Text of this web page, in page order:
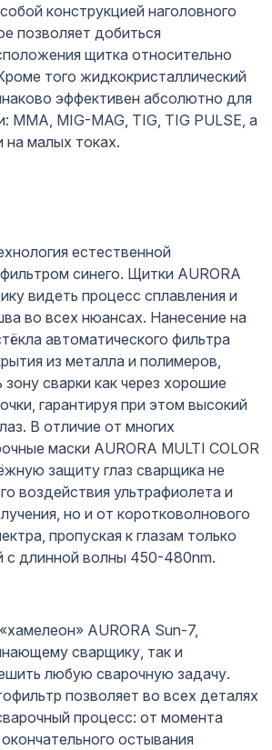
конструкцией наголовного
позволяет добиться
щитка относительно
того жидкокристаллический
эффективен абсолютно для
MMA, MIG-MAG, TIG, TIG PULSE, а
на малых токах.
естественной
синего. Щитки AURORA
видеть процесс сплавления и
во всех нюансах. Нанесение на
автоматического фильтра
из металла и полимеров,
сварки как через хорошие
гарантируя при этом высокий
В отличие от многих
маски AURORA MULTI COLOR
защиту глаз сварщика не
воздействия ультрафиолета и
но и от коротковолнового
пропуская к глазам только
с длинной волны 450-480nm.
AURORA Sun-7,
сварщику, так и
любую сварочную задачу.
позволяет во всех деталях
процесс: от момента
остывания